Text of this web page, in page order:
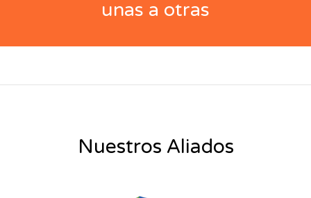
unas a otras
Nuestros Aliados